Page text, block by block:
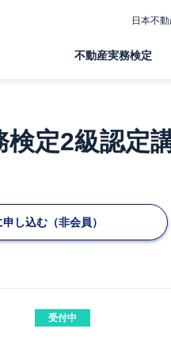
日本不
不動産実務検定
検定2級認定
し込む（非会員）
受付中